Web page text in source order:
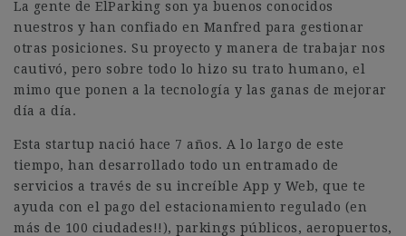
La gente de ElParking son ya buenos conocidos
nuestros y han confiado en Manfred para gestionar
otras posiciones. Su proyecto y manera de trabajar nos
cautivó, pero sobre todo lo hizo su trato humano, el
mimo que ponen a la tecnología y las ganas de mejorar
día a día.
Esta startup nació hace 7 años. A lo largo de este
tiempo, han desarrollado todo un entramado de
servicios a través de su increíble App y Web, que te
ayuda con el pago del estacionamiento regulado (en
más de 100 ciudades!!), parkings públicos, aeropuertos,